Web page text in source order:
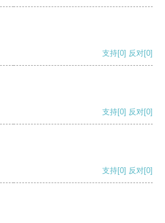
支持[0] 反对[0]
支持[0] 反对[0]
支持[0] 反对[0]